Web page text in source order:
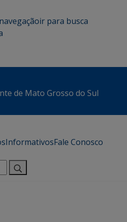
ir para busca
de Mato Grosso do Sul
InformativosFale Conosco